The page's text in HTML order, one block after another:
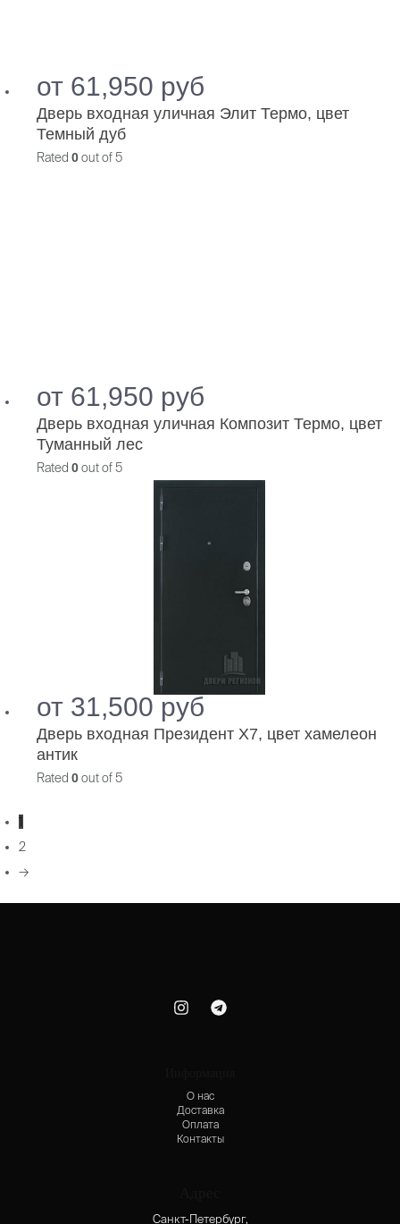
от 61,950 руб
Дверь входная уличная Элит Термо, цвет
Темный дуб
Rated 0out of 5
от 61,950 руб
Дверь входная уличная Композит Термо, цвет
Туманный лес
Rated 0out of 5
от 31,500 руб
Дверь входная Президент Х7, цвет хамелеон
антик
Rated 0out of 5
1
2
→
О нас
Доставка
Оплата
Контакты
Санкт-Петербург,